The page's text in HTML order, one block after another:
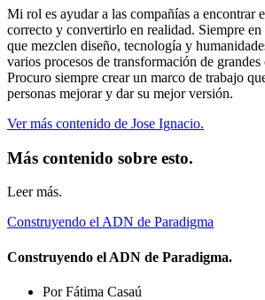
Mi rol es ayudar a las compañías a encontrar
correcto y convertirlo en realidad. Siempre en
que mezclen diseño, tecnología y
varios procesos de transformación de grandes
Procuro siempre crear un marco de trabajo
personas mejorar y dar su mejor versión.
Ver más contenido de Jose Ignacio.
Más contenido sobre esto.
Leer más.
Construyendo el ADN de Paradigma
Construyendo el ADN de Paradigma.
Por Fátima Casaú